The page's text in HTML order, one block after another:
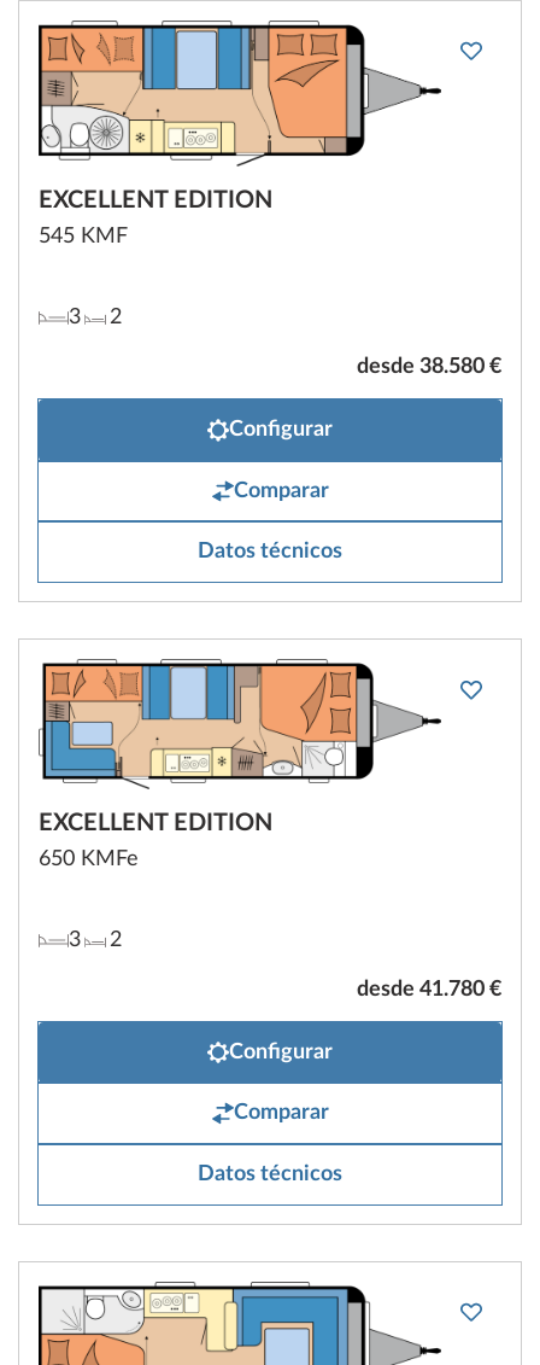
EXCELLENT EDITION
545 KMF
3 2
desde 38.580 €
Configurar
Comparar
Datos técnicos
EXCELLENT EDITION
650 KMFe
3 2
desde 41.780 €
Configurar
Comparar
Datos técnicos